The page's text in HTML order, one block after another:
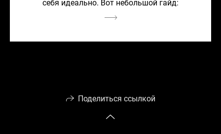
себя идеально. Вот небольшой гайд:
Поделиться ссылкой